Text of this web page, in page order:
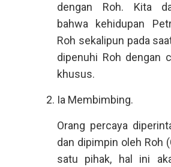
dengan Roh. Kita
bahwa kehidupan
Roh sekalipun pada
dipenuhi Roh dengan
khusus.
Ia Membimbing.
Orang percaya
dan dipimpin oleh Roh
satu pihak, hal ini